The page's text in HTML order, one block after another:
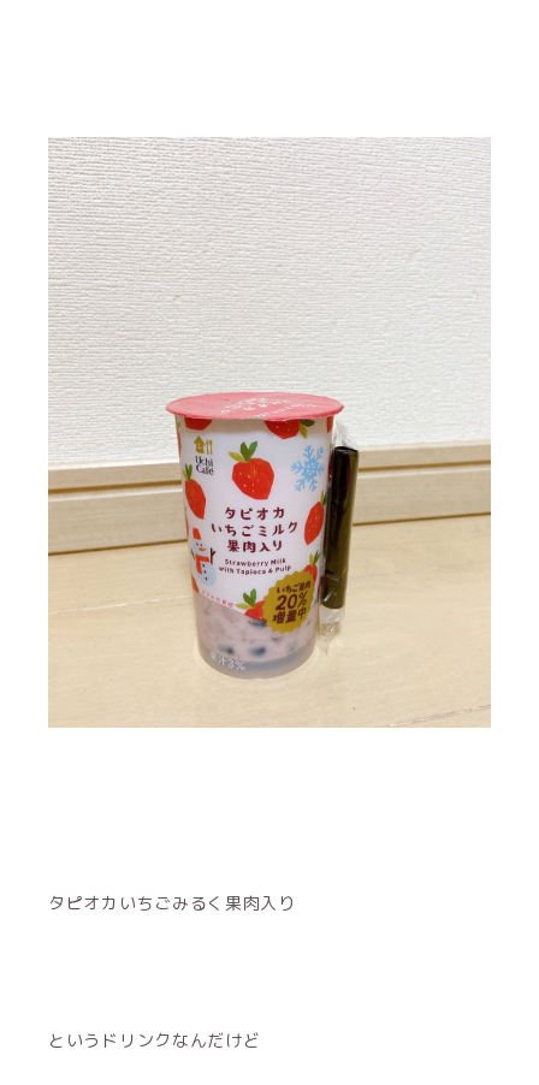
タピオカいちごみるく果肉入り
というドリンクなんだけど